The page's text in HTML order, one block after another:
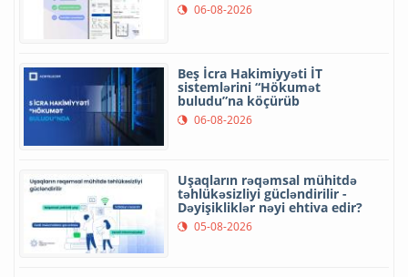
06-08-2026
Beş İcra Hakimiyyəti İT
sistemlərini “Hökumət
buludu”na köçürüb
06-08-2026
Uşaqların rəqəmsal mühitdə
təhlükəsizliyi gücləndirilir -
Dəyişikliklər nəyi ehtiva edir?
05-08-2026